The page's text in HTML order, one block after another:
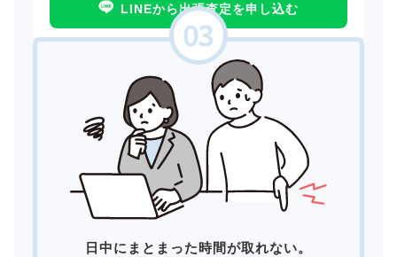
LINEから出張査定を申し込む
日中にまとまった時間が取れない。